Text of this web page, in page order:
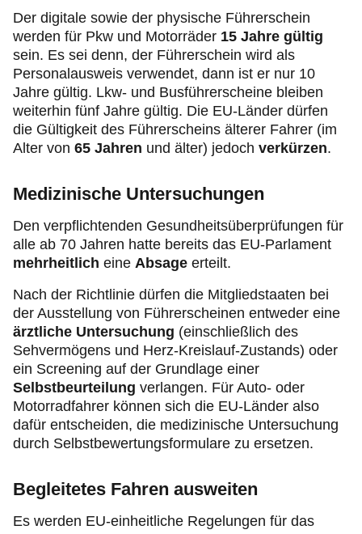
Der digitale sowie der physische Führerschein
werden für Pkw und Motorräder 15 Jahre gültig
sein. Es sei denn, der Führerschein wird als
Personalausweis verwendet, dann ist er nur 10
Jahre gültig. Lkw- und Busführerscheine bleiben
weiterhin fünf Jahre gültig. Die EU-Länder dürfen
die Gültigkeit des Führerscheins älterer Fahrer (im
Alter von 65 Jahren und älter) jedoch verkürzen.
Medizinische Untersuchungen
Den verpflichtenden Gesundheitsüberprüfungen für
alle ab 70 Jahren hatte bereits das EU-Parlament
mehrheitlich eine Absage erteilt.
Nach der Richtlinie dürfen die Mitgliedstaaten bei
der Ausstellung von Führerscheinen entweder eine
ärztliche Untersuchung (einschließlich des
Sehvermögens und Herz-Kreislauf-Zustands) oder
ein Screening auf der Grundlage einer
Selbstbeurteilung verlangen. Für Auto- oder
Motorradfahrer können sich die EU-Länder also
dafür entscheiden, die medizinische Untersuchung
durch Selbstbewertungsformulare zu ersetzen.
Begleitetes Fahren ausweiten
Es werden EU-einheitliche Regelungen für das